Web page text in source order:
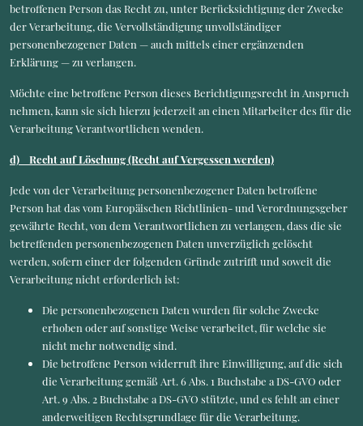
betroffenen Person das Recht zu, unter Berücksichtigung der Zwecke
der Verarbeitung, die Vervollständigung unvollständiger
personenbezogener Daten — auch mittels einer ergänzenden
Erklärung — zu verlangen.
Möchte eine betroffene Person dieses Berichtigungsrecht in Anspruch
nehmen, kann sie sich hierzu jederzeit an einen Mitarbeiter des für die
Verarbeitung Verantwortlichen wenden.
d) Recht auf Löschung (Recht auf Vergessen werden)
Jede von der Verarbeitung personenbezogener Daten betroffene
Person hat das vom Europäischen Richtlinien- und Verordnungsgeber
gewährte Recht, von dem Verantwortlichen zu verlangen, dass die sie
betreffenden personenbezogenen Daten unverzüglich gelöscht
werden, sofern einer der folgenden Gründe zutrifft und soweit die
Verarbeitung nicht erforderlich ist:
Die personenbezogenen Daten wurden für solche Zwecke
erhoben oder auf sonstige Weise verarbeitet, für welche sie
nicht mehr notwendig sind.
Die betroffene Person widerruft ihre Einwilligung, auf die sich
die Verarbeitung gemäß Art. 6 Abs. 1 Buchstabe a DS-GVO oder
Art. 9 Abs. 2 Buchstabe a DS-GVO stützte, und es fehlt an einer
anderweitigen Rechtsgrundlage für die Verarbeitung.